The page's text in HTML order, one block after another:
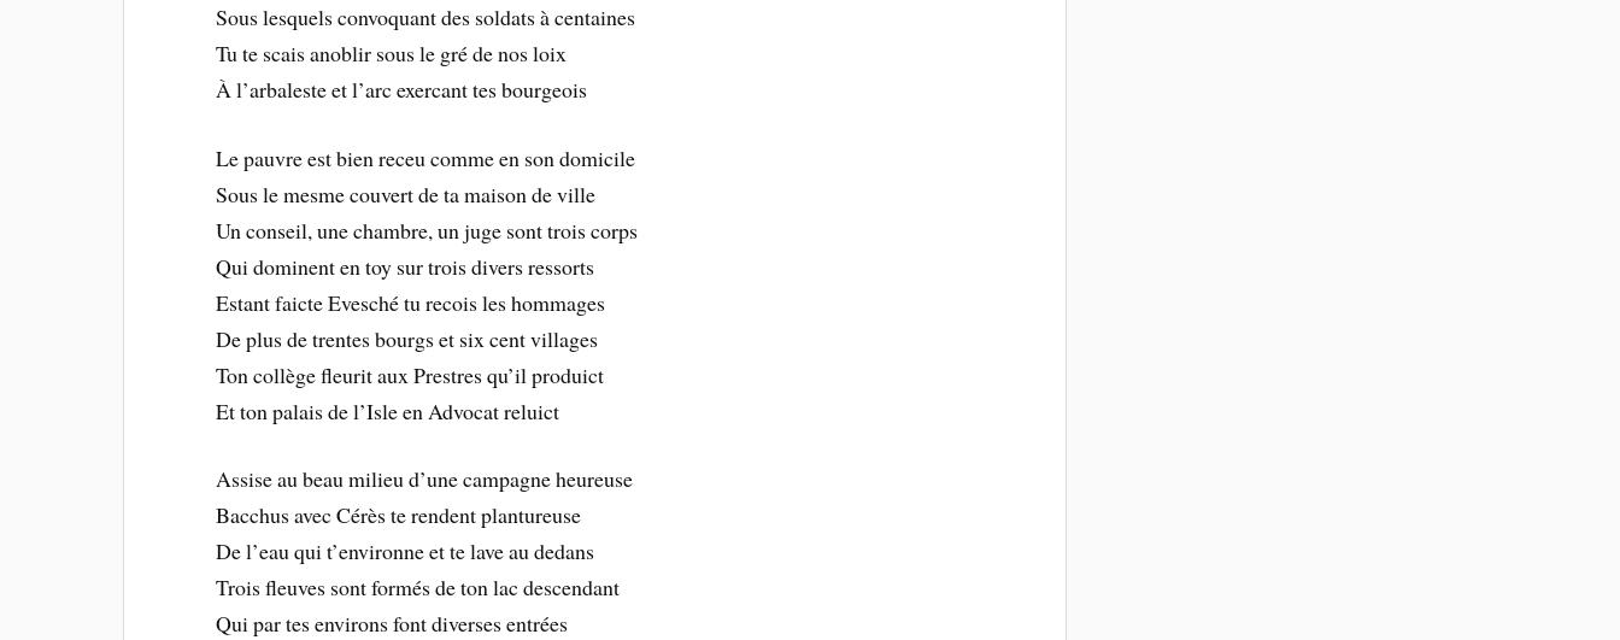
Sous lesquels convoquant des soldats à centaines
Tu te scais anoblir sous le gré de nos loix
À l’arbaleste et l’arc exercant tes bourgeois
Le pauvre est bien receu comme en son domicile
Sous le mesme couvert de ta maison de ville
Un conseil, une chambre, un juge sont trois corps
Qui dominent en toy sur trois divers ressorts
Estant faicte Evesché tu recois les hommages
De plus de trentes bourgs et six cent villages
Ton collège fleurit aux Prestres qu’il produict
Et ton palais de l’Isle en Advocat reluict
Assise au beau milieu d’une campagne heureuse
Bacchus avec Cérès te rendent plantureuse
De l’eau qui t’environne et te lave au dedans
Trois fleuves sont formés de ton lac descendant
Qui par tes environs font diverses entrées